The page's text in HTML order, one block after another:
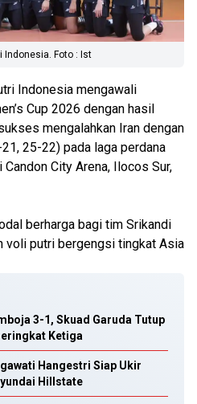
Indonesia. Foto : Ist
Indonesia mengawali
Cup 2026 dengan hasil
mengalahkan Iran dengan
25-22) pada laga perdana
City Arena, Ilocos Sur,
berharga bagi tim Srikandi
voli putri bergengsi tingkat Asia
3-1, Skuad Garuda Tutup
Ketiga
Hangestri Siap Ukir
Hillstate